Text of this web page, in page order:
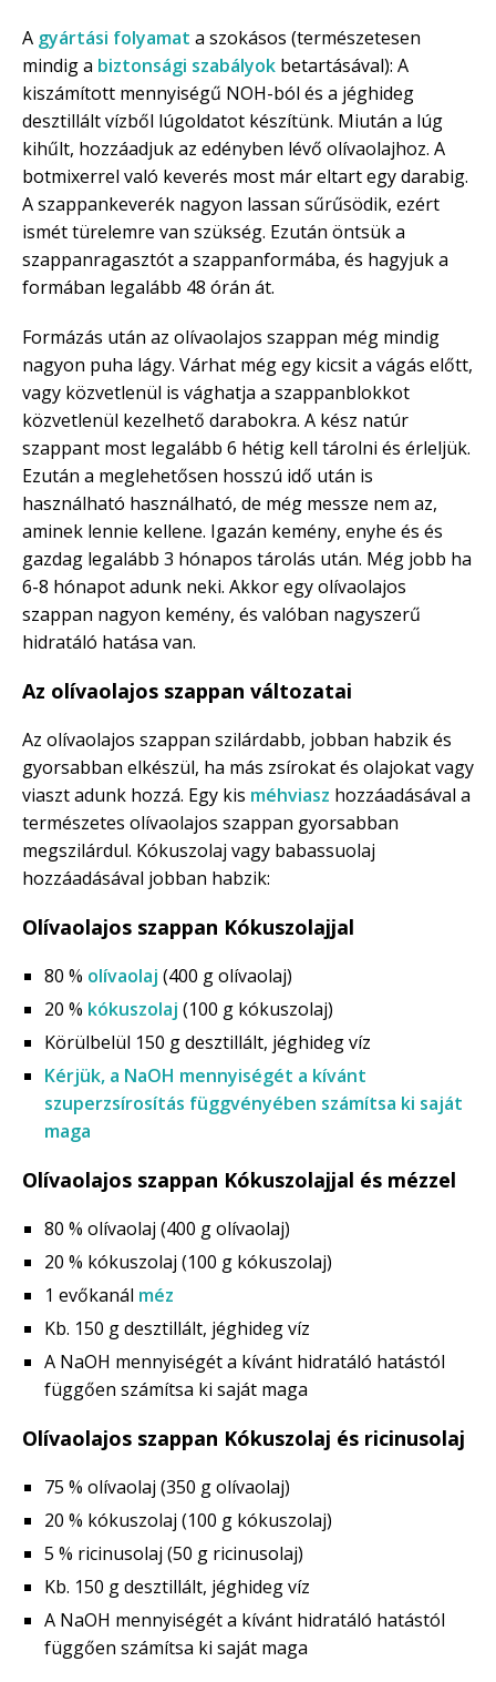
A gyártási folyamat a szokásos (természetesen
mindig a biztonsági szabályok betartásával): A
kiszámított mennyiségű NOH-ból és a jéghideg
desztillált vízből lúgoldatot készítünk. Miután a lúg
kihűlt, hozzáadjuk az edényben lévő olívaolajhoz. A
botmixerrel való keverés most már eltart egy darabig.
A szappankeverék nagyon lassan sűrűsödik, ezért
ismét türelemre van szükség. Ezután öntsük a
szappanragasztót a szappanformába, és hagyjuk a
formában legalább 48 órán át.
Formázás után az olívaolajos szappan még mindig
nagyon puha lágy. Várhat még egy kicsit a vágás előtt,
vagy közvetlenül is vághatja a szappanblokkot
közvetlenül kezelhető darabokra. A kész natúr
szappant most legalább 6 hétig kell tárolni és érleljük.
Ezután a meglehetősen hosszú idő után is
használható használható, de még messze nem az,
aminek lennie kellene. Igazán kemény, enyhe és és
gazdag legalább 3 hónapos tárolás után. Még jobb ha
6-8 hónapot adunk neki. Akkor egy olívaolajos
szappan nagyon kemény, és valóban nagyszerű
hidratáló hatása van.
Az olívaolajos szappan változatai
Az olívaolajos szappan szilárdabb, jobban habzik és
gyorsabban elkészül, ha más zsírokat és olajokat vagy
viaszt adunk hozzá. Egy kis méhviasz hozzáadásával a
természetes olívaolajos szappan gyorsabban
megszilárdul. Kókuszolaj vagy babassuolaj
hozzáadásával jobban habzik:
Olívaolajos szappan Kókuszolajjal
80 % olívaolaj (400 g olívaolaj)
20 % kókuszolaj (100 g kókuszolaj)
Körülbelül 150 g desztillált, jéghideg víz
Kérjük, a NaOH mennyiségét a kívánt
szuperzsírosítás függvényében számítsa ki saját
maga
Olívaolajos szappan Kókuszolajjal és mézzel
80 % olívaolaj (400 g olívaolaj)
20 % kókuszolaj (100 g kókuszolaj)
1 evőkanál méz
Kb. 150 g desztillált, jéghideg víz
A NaOH mennyiségét a kívánt hidratáló hatástól
függően számítsa ki saját maga
Olívaolajos szappan Kókuszolaj és ricinusolaj
75 % olívaolaj (350 g olívaolaj)
20 % kókuszolaj (100 g kókuszolaj)
5 % ricinusolaj (50 g ricinusolaj)
Kb. 150 g desztillált, jéghideg víz
A NaOH mennyiségét a kívánt hidratáló hatástól
függően számítsa ki saját maga